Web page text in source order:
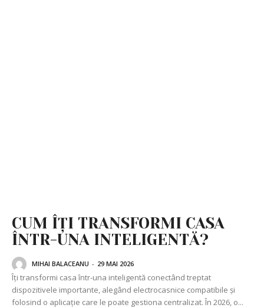
CUM ÎȚI TRANSFORMI CASA
ÎNTR-UNA INTELIGENTĂ?
MIHAI BALACEANU - 29 MAI 2026
Îți transformi casa într-una inteligentă conectând treptat
dispozitivele importante, alegând electrocasnice compatibile și
folosind o aplicație care le poate gestiona centralizat. În 2026, o...